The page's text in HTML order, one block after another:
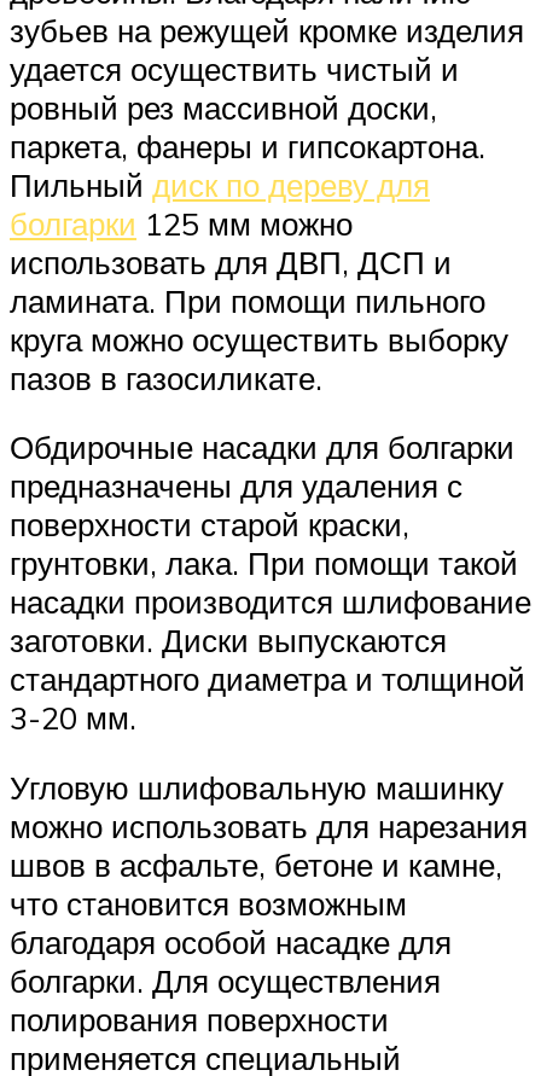
зубьев на режущей кромке изделия
удается осуществить чистый и
ровный рез массивной доски,
паркета, фанеры и гипсокартона.
Пильный диск по дереву для
болгарки 125 мм можно
использовать для ДВП, ДСП и
ламината. При помощи пильного
круга можно осуществить выборку
пазов в газосиликате.
Обдирочные насадки для болгарки
предназначены для удаления с
поверхности старой краски,
грунтовки, лака. При помощи такой
насадки производится шлифование
заготовки. Диски выпускаются
стандартного диаметра и толщиной
3-20 мм.
Угловую шлифовальную машинку
можно использовать для нарезания
швов в асфальте, бетоне и камне,
что становится возможным
благодаря особой насадке для
болгарки. Для осуществления
полирования поверхности
применяется специальный